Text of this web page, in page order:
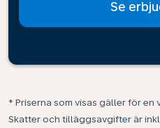
Se
* Priserna som visas gäller för en
Skatter och tilläggsavgifter är